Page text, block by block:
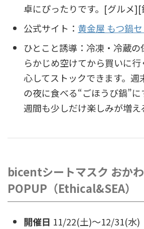
卓にぴったりです。[グルメ
公式サイト： 黄金屋 もつ鍋
ひとこと誘導：冷凍・冷蔵
らかじめ空けてから買いに
心してストックできます。週
の夜に食べる“ごほうび鍋”
週間も少しだけ楽しみが増え
bicentシートマスク おか
POPUP（Ethical&SEA）
開催日 11/22(土)〜12/31(水)